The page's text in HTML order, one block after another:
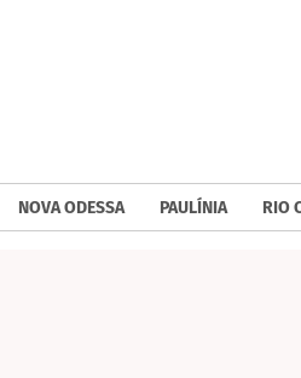
NOVA ODESSA PAULÍNIA RIO